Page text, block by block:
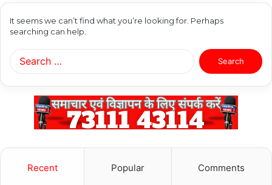
It seems we can’t find what you’re looking for. Perhaps
searching can help.
Search
for:
Recent Popular Comments